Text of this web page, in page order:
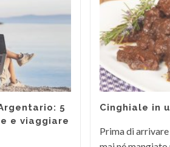
5
e viaggiare
Cinghiale in
Prima di